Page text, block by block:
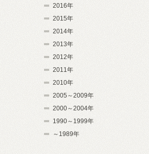
2016年
2015年
2014年
2013年
2012年
2011年
2010年
2005～2009年
2000～2004年
1990～1999年
～1989年